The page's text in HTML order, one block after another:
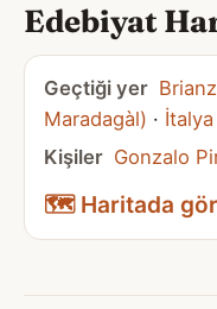
Edebiyat
Geçtiği yer
Maradagàl) · İtalya
Kişiler Gonzalo
🗺️ Haritada gör